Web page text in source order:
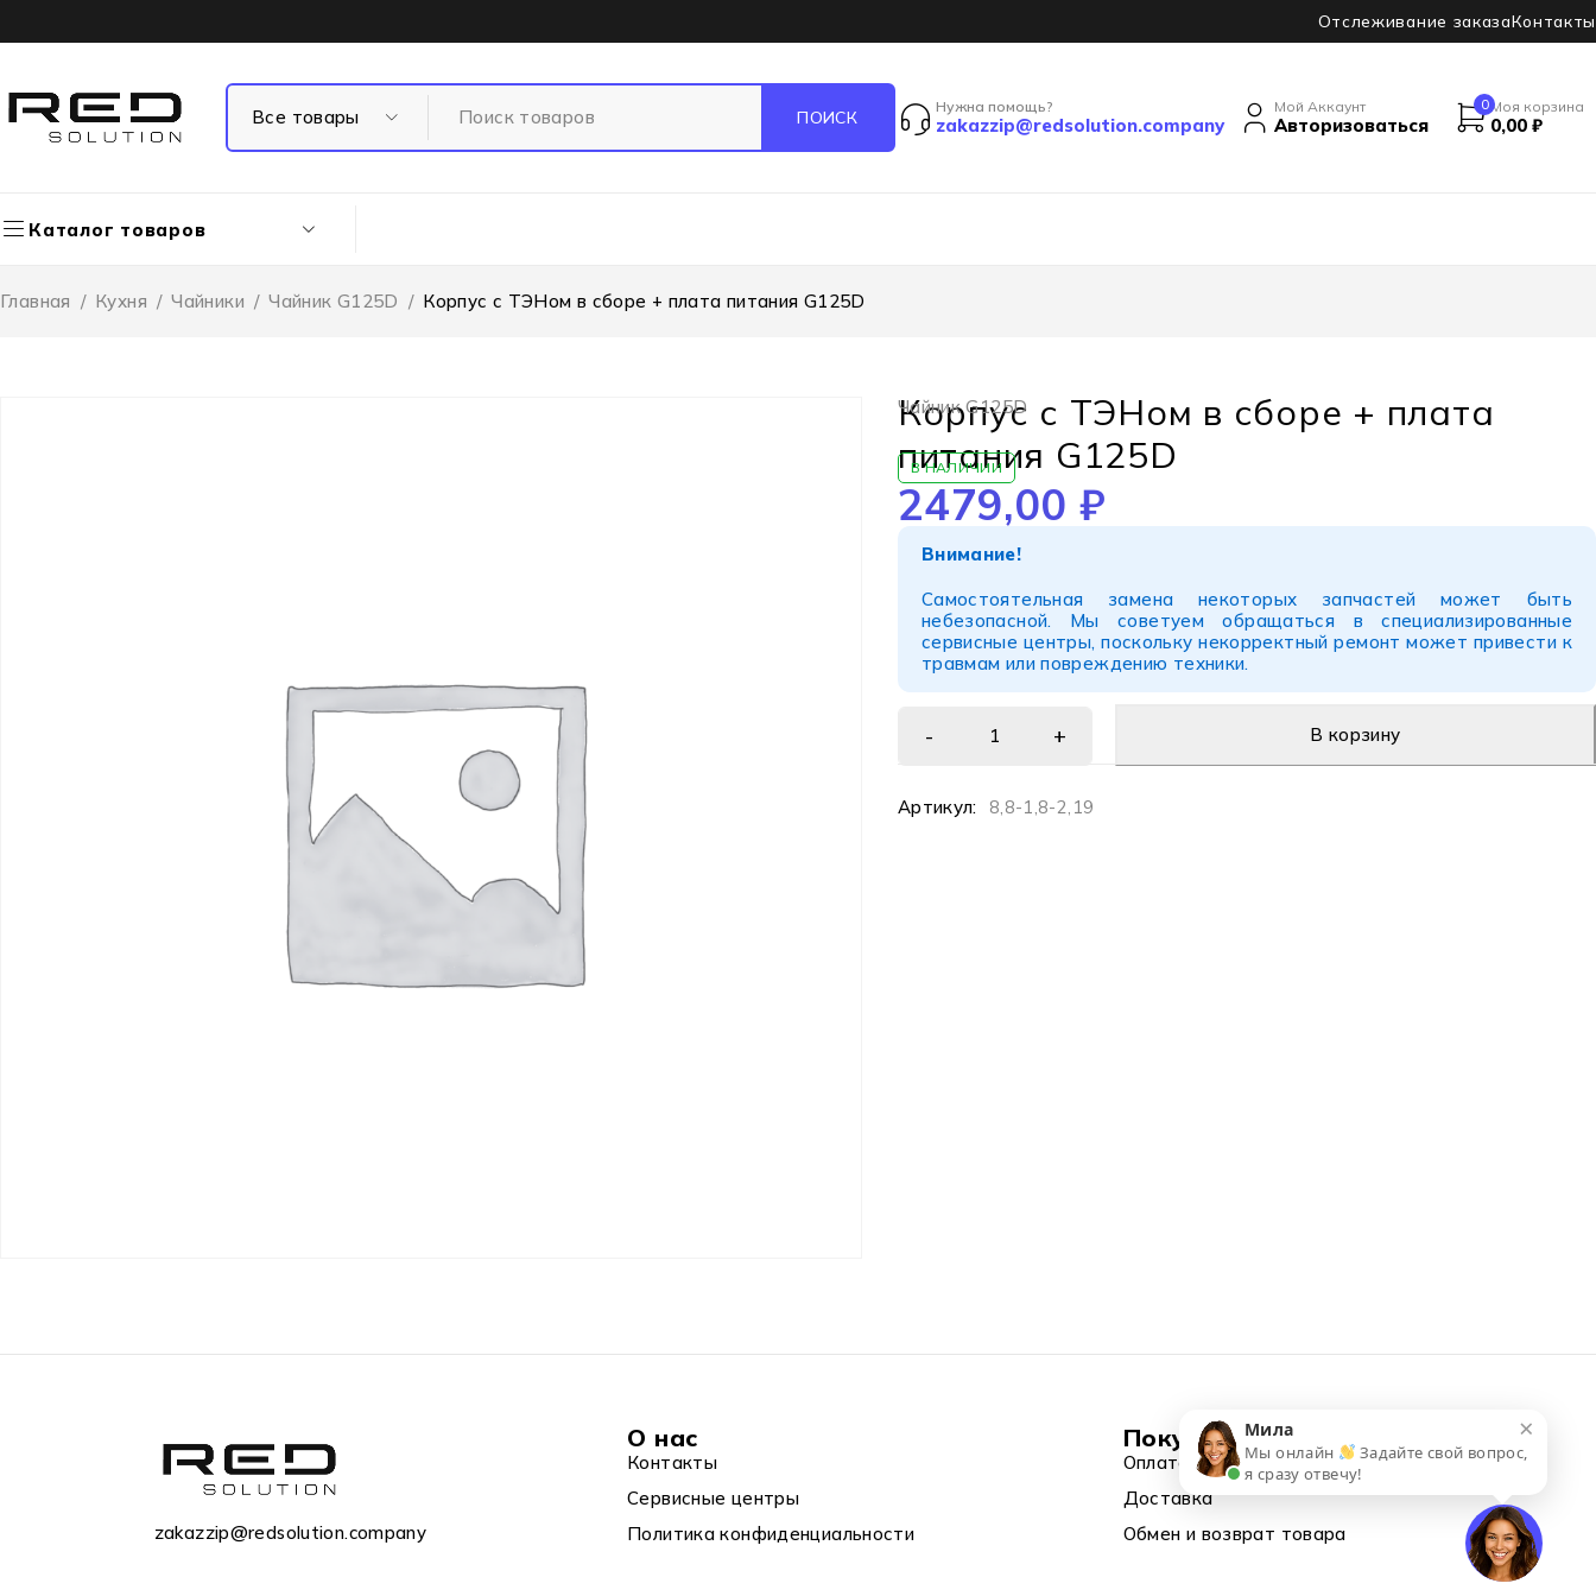
Отслеживание заказаКонтакты
Нужна помощь?
zakazzip@redsolution.company
Мой Аккаунт
Авторизоваться
0 Моя корзина
0,00 ₽
Каталог товаров
Главная / Кухня / Чайники / Чайник G125D / Корпус с ТЭНом в сборе + плата питания G125D
Чайник G125D
Корпус с ТЭНом в сборе + плата
питания G125D
В НАЛИЧИИ
2479,00 ₽
Внимание!
Самостоятельная замена некоторых запчастей может быть
небезопасной. Мы советуем обращаться в специализированные
сервисные центры, поскольку некорректный ремонт может привести к
травмам или повреждению техники.
В корзину
Артикул: 8,8-1,8-2,19
zakazzip@redsolution.company
О нас
Контакты
Сервисные центры
Политика конфиденциальности
Покупка
Оплата
Доставка
Обмен и возврат товара
×
Мила
Мы онлайн
Задайте свой вопрос,
я сразу отвечу!